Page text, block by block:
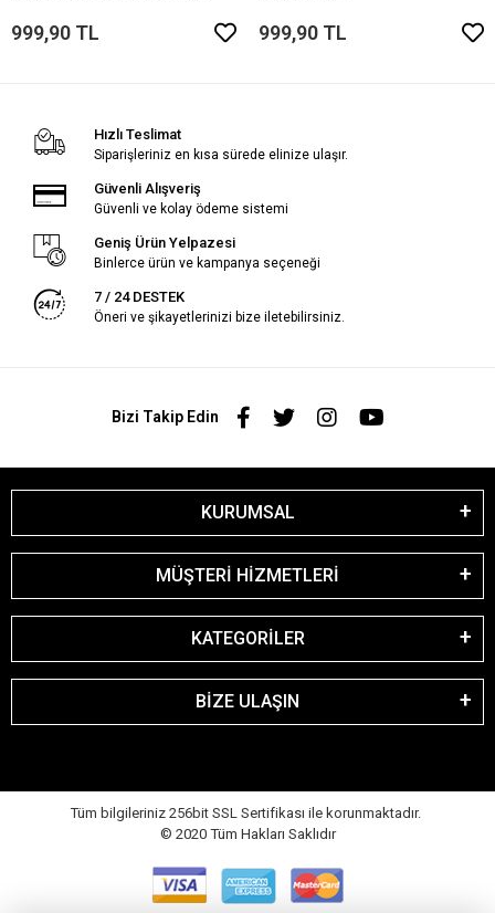
999,90 TL 999,90 TL
Hızlı Teslimat
Siparişleriniz en kısa sürede elinize ulaşır.
Güvenli Alışveriş
Güvenli ve kolay ödeme sistemi
Geniş Ürün Yelpazesi
Binlerce ürün ve kampanya seçeneği
7 / 24 DESTEK
Öneri ve şikayetlerinizi bize iletebilirsiniz.
Bizi Takip Edin
KURUMSAL
MÜŞTERİ HİZMETLERİ
KATEGORİLER
BİZE ULAŞIN
Tüm bilgileriniz 256bit SSL Sertifikası ile korunmaktadır.
© 2020 Tüm Hakları Saklıdır